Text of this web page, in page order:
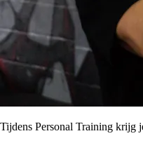
Tijdens Personal Training krijg